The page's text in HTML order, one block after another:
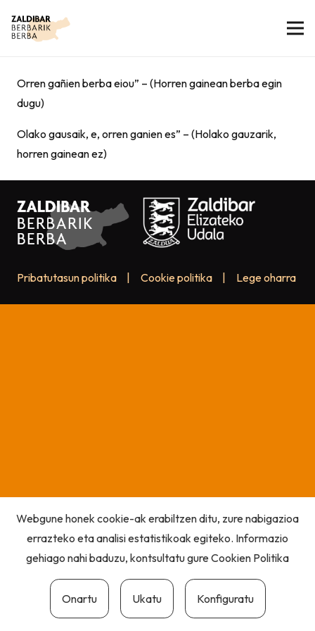
Orren gañien berba eiou” – (Horren gainean berba egin
dugu)
Olako gausaik, e, orren ganien es” – (Holako gauzarik,
horren gainean ez)
Pribatutasun politika Cookie politika Lege oharra
Webgune honek cookie-ak erabiltzen ditu, zure nabigazioa
errazteko eta analisi estatistikoak egiteko. Informazio
gehiago nahi baduzu, kontsultatu gureCookien Politika
Onartu Ukatu Konfiguratu